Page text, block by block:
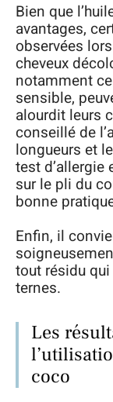
Bien que
avantages,
observées
cheveux
notamment
sensible,
alourdit leurs
conseillé de
longueurs et
test
sur le pli du
bonne
Enfin, il
tout résidu
ternes.
Les
coco